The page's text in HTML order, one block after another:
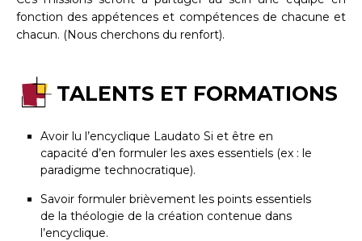
fonction des appétences et compétences de chacune et
chacun. (Nous cherchons du renfort).
TALENTS ET FORMATIONS
Avoir lu l’encyclique Laudato Si et être en
capacité d’en formuler les axes essentiels (ex : le
paradigme technocratique).
Savoir formuler brièvement les points essentiels
de la théologie de la création contenue dans
l’encyclique.